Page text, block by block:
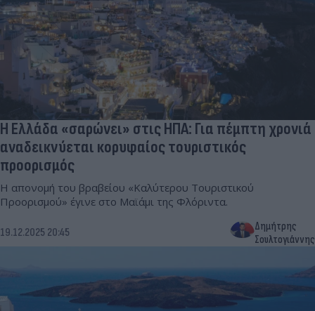
Η Ελλάδα «σαρώνει» στις ΗΠΑ: Για πέμπτη χρονιά
αναδεικνύεται κορυφαίος τουριστικός
προορισμός
Η απονομή του βραβείου «Καλύτερου Τουριστικού
Προορισμού» έγινε στο Μαϊάμι της Φλόριντα.
19.12.2025 20:45
Δημήτρης
Σουλτογιάννης